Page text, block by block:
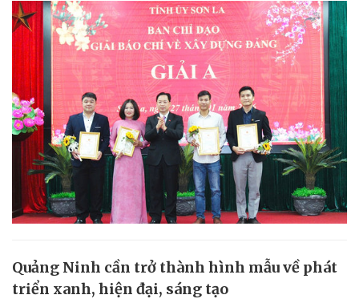
Quảng Ninh cần trở thành hình mẫu về phát
triển xanh, hiện đại, sáng tạo